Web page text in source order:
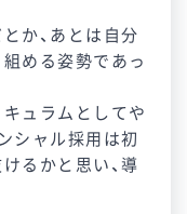
か、あとは自分
める姿勢であっ
ュラムとしてや
シャル採用は初
るかと思い、導